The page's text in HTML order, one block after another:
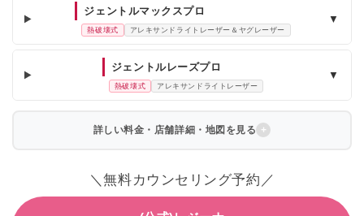
ジェントルマックスプロ
熱破壊式 アレキサンドライトレーザー＆ヤグレーザー
▼
ジェントルレーズプロ
熱破壊式 アレキサンドライトレーザー
▼
詳しい料金・店舗詳細・地図を見る
＼無料カウンセリング予約／